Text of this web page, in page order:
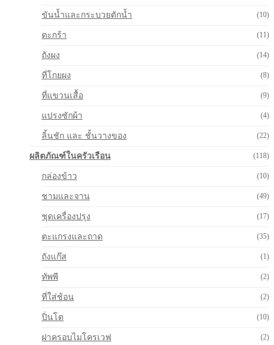
ขันน้ำและกระบวยตักน้ำ (10)
ตะกร้า (11)
ถังผง (14)
ที่โกยผง (8)
ที่แขวนเสื้อ (9)
แปรงซักผ้า (4)
ลิ้นชัก และ ชั้นวางของ (22)
ผลิตภัณฑ์ในครัวเรือน (118)
กล่องข้าว (10)
ชามและจาน (49)
ชุดเครื่องปรุง (17)
ตะแกรงและถาด (35)
ถังแก๊ส (1)
ทัพพี (2)
ที่ใส่ช้อน (2)
ปิ่นโต (10)
ฝาครอบไมโครเวฟ (2)